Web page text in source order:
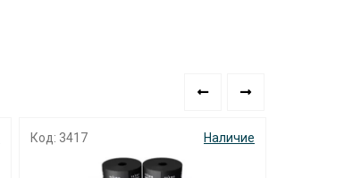
Код: 3417 Наличие